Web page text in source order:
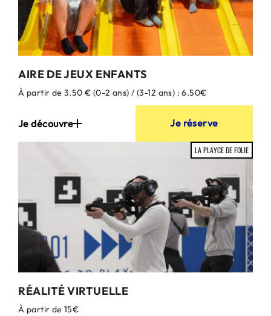
AIRE DE JEUX ENFANTS
À partir de 3.50 € (0-2 ans) / (3-12 ans) : 6.50€
Je découvre Je réserve
LA PLAYCE DE FOLIE
RÉALITÉ VIRTUELLE
À partir de 15€